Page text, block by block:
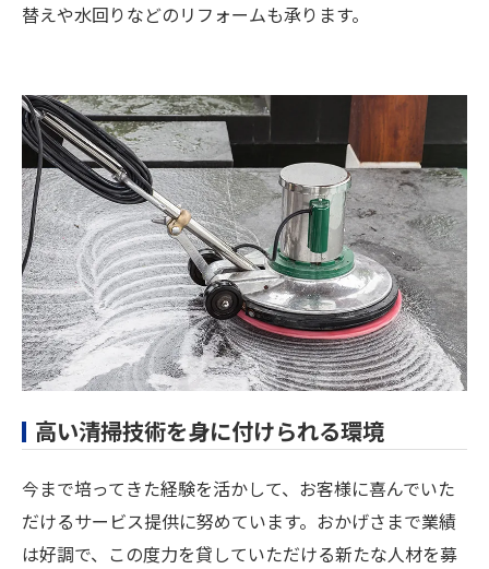
替えや水回りなどのリフォームも承ります。
高い清掃技術を身に付けられる環境
今まで培ってきた経験を活かして、お客様に喜んでいた
だけるサービス提供に努めています。おかげさまで業績
は好調で、この度力を貸していただける新たな人材を募